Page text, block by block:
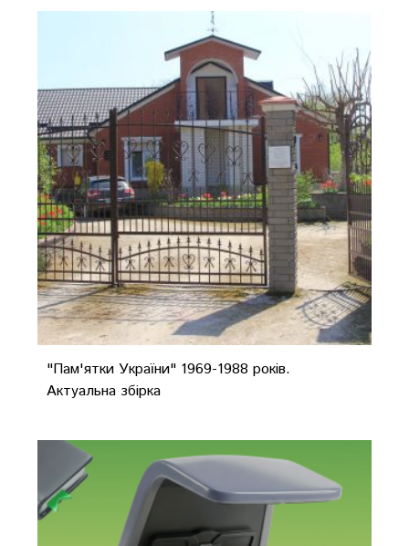
"Пам'ятки України" 1969-1988 років.
Актуальна збірка